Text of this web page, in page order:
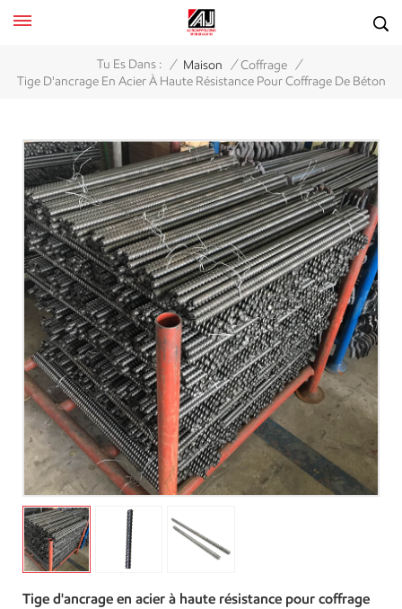
Tu Es Dans : / Maison / Coffrage /
Tige D'ancrage En Acier À Haute Résistance Pour Coffrage De Béton
Tige d'ancrage en acier à haute résistance pour coffrage